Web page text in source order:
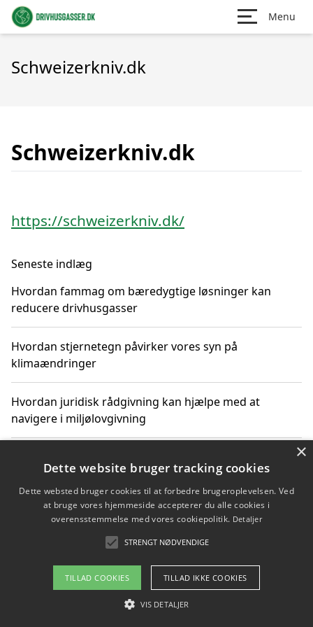
Menu
Schweizerkniv.dk
Schweizerkniv.dk
https://schweizerkniv.dk/
Seneste indlæg
Hvordan fammag om bæredygtige løsninger kan
reducere drivhusgasser
Hvordan stjernetegn påvirker vores syn på
klimaændringer
Hvordan juridisk rådgivning kan hjælpe med at
navigere i miljølovgivning
Hvordan spil og underholdning online kan inspirere til
bæredygtige valg
Køb produkter i danske webshops for at spare på
transport og nedbringe CO2-udledning
Copyright 2026 - Pilanto Aps
Om / kontakt
×
Dette website bruger tracking cookies
Dette websted bruger cookies til at forbedre brugeroplevelsen. Ved
at bruge vores hjemmeside accepterer du alle cookies i
overensstemmelse med vores cookiepolitik. Detaljer
STRENGT NØDVENDIGE
TILLAD COOKIES TILLAD IKKE COOKIES
VIS DETALJER